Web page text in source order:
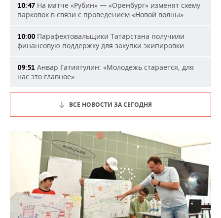
10:47 На матче «Рубин» — «Оренбург» изменят схему
парковок в связи с проведением «Новой волны»
10:00 Парафехтовальщики Татарстана получили
финансовую поддержку для закупки экипировки
09:51 Анвар Гатиятулин: «Молодежь старается, для
нас это главное»
ВСЕ НОВОСТИ ЗА СЕГОДНЯ